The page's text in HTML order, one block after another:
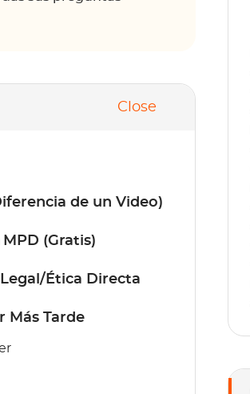
Close
de un Video)
(Gratis)
Ética Directa
Más Tarde